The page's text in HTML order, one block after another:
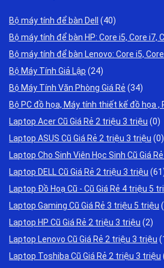
Bộ máy tính để bàn Dell
(40)
Bộ máy tính để bàn HP: Core i5, Core i7,
Bộ máy tính để bàn Lenovo: Core i5,
Bộ Máy Tính Giả Lập (24)
Bộ Máy Tính Văn Phòng Giá Rẻ (34)
Bộ PC đồ họa, Máy tính thiết kế đồ họa ,
Laptop Acer Cũ Giá Rẻ 2 triệu 3 triệu (0)
Laptop ASUS Cũ Giá Rẻ 2 triệu 3 triệu (0)
Laptop Cho Sinh Viên Học Sinh Cũ Giá
Laptop DELL Cũ Giá Rẻ 2 triệu 3 triệu
Laptop Đồ Hoạ Cũ - Cũ Giá Rẻ 4 triệu 5
Laptop Gaming Cũ Giá Rẻ 3 triệu 5 triệu
Laptop HP Cũ Giá Rẻ 2 triệu 3 triệu (2)
Laptop Lenovo Cũ Giá Rẻ 2 triệu 3 triệu
Laptop Toshiba Cũ Giá Rẻ 2 triệu 3 triệu